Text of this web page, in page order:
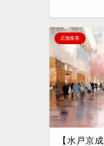
店舗集客
【水戸京